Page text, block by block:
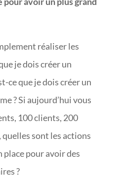
réaliser les
je dois créer un
ce que je dois créer un
? Si aujourd’hui vous
100 clients, 200
sont les actions
place pour avoir des
?